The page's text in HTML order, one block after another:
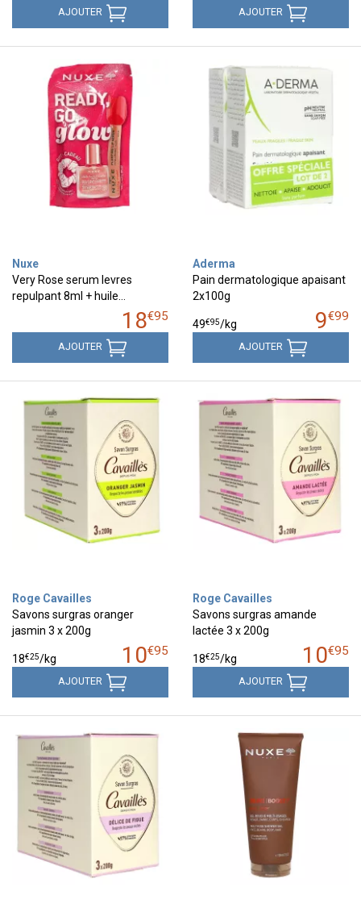
AJOUTER AJOUTER
Nuxe
Very Rose serum levres
repulpant 8ml + huile…
18€95
AJOUTER
Aderma
Pain dermatologique apaisant
2x100g
9€99
49€95/kg
AJOUTER
Roge Cavailles
Savons surgras oranger
jasmin 3 x 200g
10€95
18€25/kg
AJOUTER
Roge Cavailles
Savons surgras amande
lactée 3 x 200g
10€95
18€25/kg
AJOUTER